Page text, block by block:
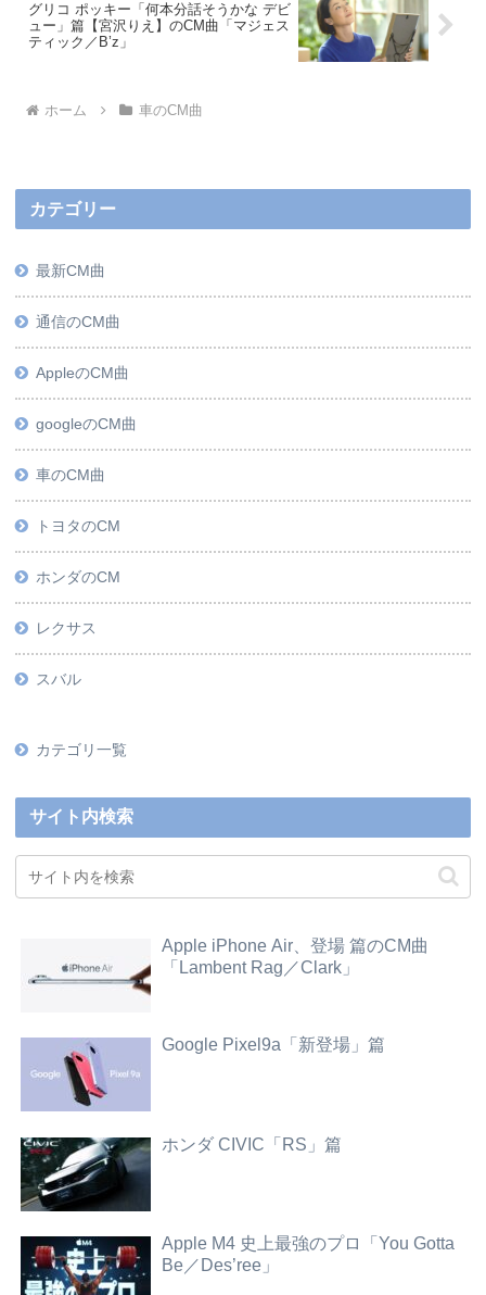
グリコ ポッキー「何本分話そうかな デビ
ュー」篇【宮沢りえ】のCM曲「マジェス
ティック／B’z」
ホーム 車のCM曲
カテゴリー
最新CM曲
通信のCM曲
AppleのCM曲
googleのCM曲
車のCM曲
トヨタのCM
ホンダのCM
レクサス
スバル
カテゴリ一覧
サイト内検索
Apple iPhone Air、登場 篇のCM曲
「Lambent Rag／Clark」
Google Pixel9a「新登場」篇
ホンダ CIVIC「RS」篇
Apple M4 史上最強のプロ「You Gotta
Be／Des’ree」